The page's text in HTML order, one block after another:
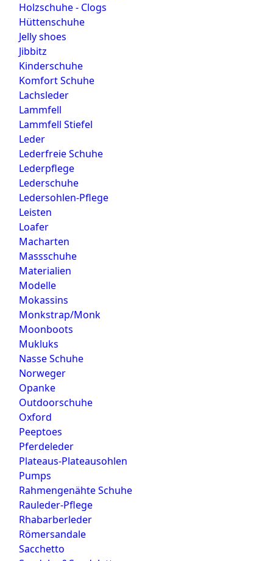
Holzschuhe - Clogs
Hüttenschuhe
Jelly shoes
Jibbitz
Kinderschuhe
Komfort Schuhe
Lachsleder
Lammfell
Lammfell Stiefel
Leder
Lederfreie Schuhe
Lederpflege
Lederschuhe
Ledersohlen-Pflege
Leisten
Loafer
Macharten
Massschuhe
Materialien
Modelle
Mokassins
Monkstrap/Monk
Moonboots
Mukluks
Nasse Schuhe
Norweger
Opanke
Outdoorschuhe
Oxford
Peeptoes
Pferdeleder
Plateaus-Plateausohlen
Pumps
Rahmengenähte Schuhe
Rauleder-Pflege
Rhabarberleder
Römersandale
Sacchetto